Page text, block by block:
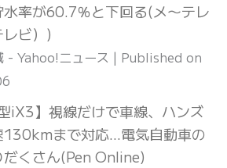
率が60.7％と下回る(メ〜テレ
レビ）)
- Yahoo!ニュース
Published on
iX3】視線だけで車線、ハンズ
130kmまで対応…電気自動車の
だくさん(Pen Online)